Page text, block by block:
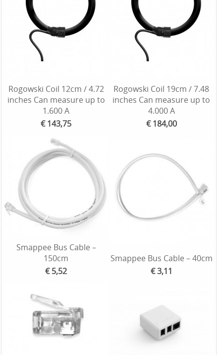
Rogowski Coil 12cm / 4.72
inches Can measure up to
1.600 A
€ 143,75
Rogowski Coil 19cm / 7.48
inches Can measure up to
4.000 A
€ 184,00
Smappee Bus Cable –
150cm
€ 5,52
Smappee Bus Cable – 40cm
€ 3,11